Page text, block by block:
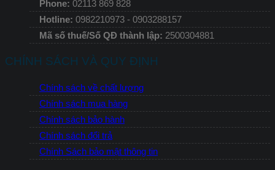
Phone: 02113 869 828
Hotline: 0982210973 - 0903288157
Mã số thuế/Số QĐ thành lập: 2500304881
CHÍNH SÁCH VÀ QUY ĐỊNH
Chính sách về chất lượng
Chính sách mua hàng
Chính sách bảo hành
Chính sách đổi trả
Chính Sách bảo mật thông tin